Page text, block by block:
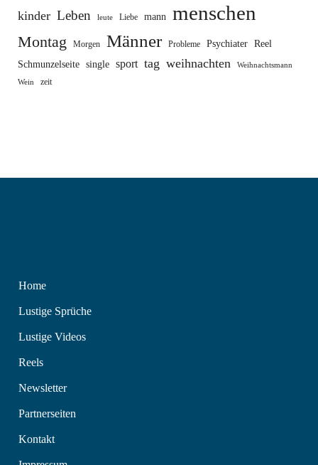
kinder Leben leute Liebe mann menschen
Montag Morgen Männer Probleme Psychiater Reel
Schmunzelseite single sport tag weihnachten Weihnachtsmann
Wein zeit
Home
Lustige Sprüche
Lustige Videos
Reels
Newsletter
Partnerseiten
Kontakt